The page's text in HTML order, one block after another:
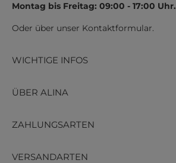
Montag bis Freitag: 09:00 - 17:00 Uhr.
Oder über unser Kontaktformular.
WICHTIGE INFOS
ÜBER ALINA
ZAHLUNGSARTEN
VERSANDARTEN